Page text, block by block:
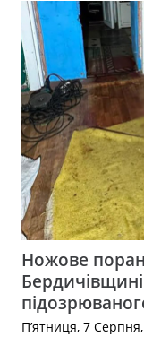
Ножове
П’ятниця, 7